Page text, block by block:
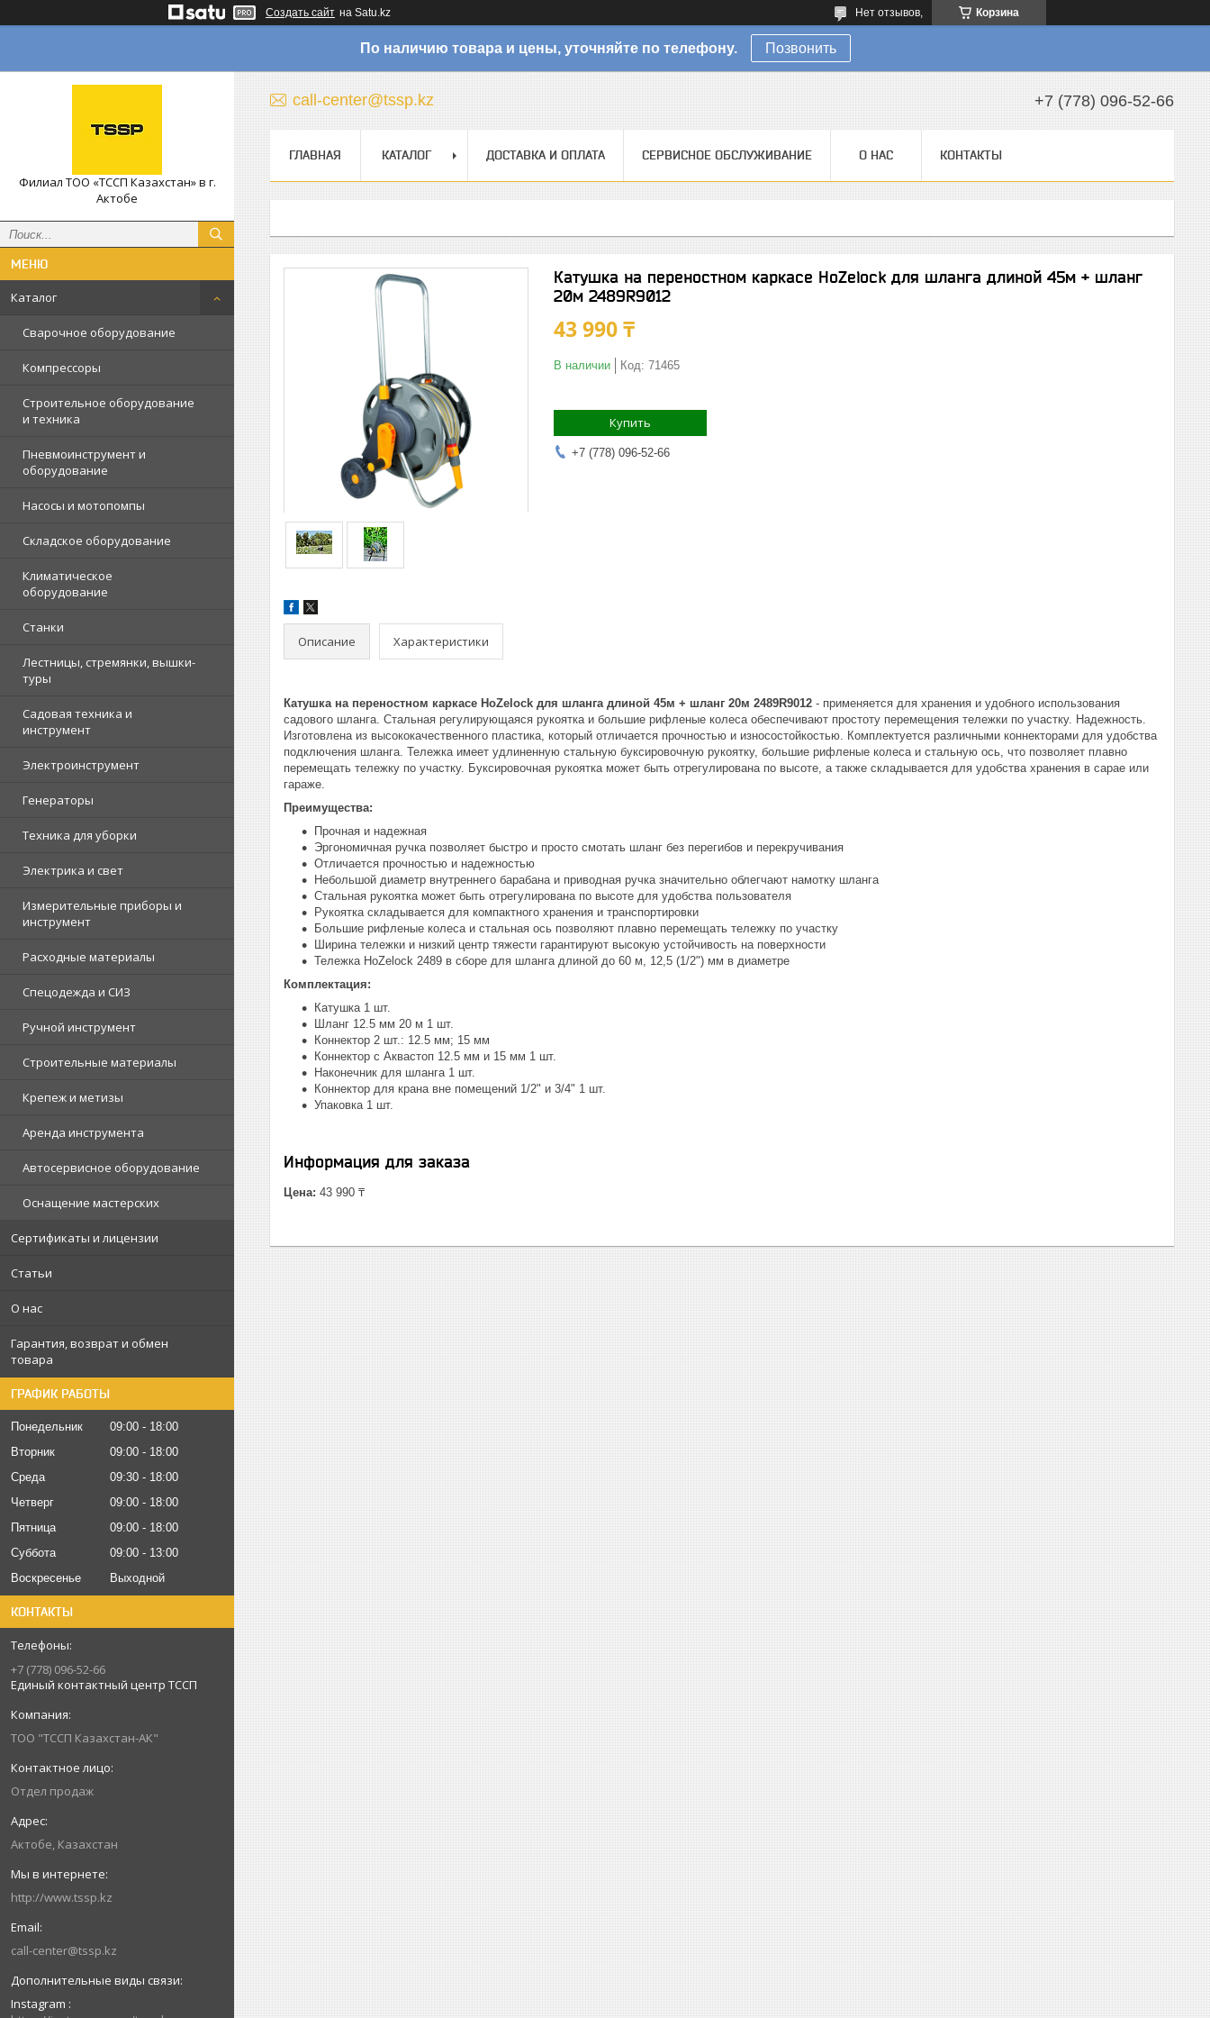
Создать сайт на Satu.kz Корзина
Нет отзывов,
По наличию товара и цены, уточняйте по телефону. Позвонить
Филиал ТОО «ТССП Казахстан» в г.
Актобе
Каталог
Сварочное оборудование
Компрессоры
Строительное оборудование
и техника
Пневмоинструмент и
оборудование
Насосы и мотопомпы
Складское оборудование
Климатическое
оборудование
Станки
Лестницы, стремянки, вышки-
туры
Садовая техника и
инструмент
Электроинструмент
Генераторы
Техника для уборки
Электрика и свет
Измерительные приборы и
инструмент
Расходные материалы
Спецодежда и СИЗ
Ручной инструмент
Строительные материалы
Крепеж и метизы
Аренда инструмента
Автосервисное оборудование
Оснащение мастерских
Сертификаты и лицензии
Статьи
О нас
Гарантия, возврат и обмен
товара
ГРАФИК РАБОТЫ
Понедельник 09:00
18:00
Вторник
09:00
18:00
Среда
09:30
18:00
Четверг
09:00
18:00
Пятница
09:00
18:00
Суббота
09:00
13:00
Воскресенье
Выходной
КОНТАКТЫ
+7 (778) 096-52-66
Единый контактный центр ТССП
ТОО "ТССП Казахстан-АК"
Отдел продаж
Актобе, Казахстан
http://www.tssp.kz
call-center@tssp.kz
Instagram
call-center@tssp.kz +7 (778) 096-52-66
ГЛАВНАЯ КАТАЛОГ ДОСТАВКА И ОПЛАТА СЕРВИСНОЕ ОБСЛУЖИВАНИЕ О НАС КОНТАКТЫ
Катушка на переностном каркасе HoZelock для шланга длиной 45м + шланг
20м 2489R9012
43 990 ₸
В наличии Код: 71465
Купить
+7 (778) 096-52-66
Описание Характеристики
Катушка на переностном каркасе HoZelock для шланга длиной 45м + шланг 20м 2489R9012 - применяется для хранения и удобного использования
садового шланга. Стальная регулирующаяся рукоятка и большие рифленые колеса обеспечивают простоту перемещения тележки по участку. Надежность.
Изготовлена из высококачественного пластика, который отличается прочностью и износостойкостью. Комплектуется различными коннекторами для удобства
подключения шланга. Тележка имеет удлиненную стальную буксировочную рукоятку, большие рифленые колеса и стальную ось, что позволяет плавно
перемещать тележку по участку. Буксировочная рукоятка может быть отрегулирована по высоте, а также складывается для удобства хранения в сарае или
гараже.
Преимущества:
Прочная и надежная
Эргономичная ручка позволяет быстро и просто смотать шланг без перегибов и перекручивания
Отличается прочностью и надежностью
Небольшой диаметр внутреннего барабана и приводная ручка значительно облегчают намотку шланга
Стальная рукоятка может быть отрегулирована по высоте для удобства пользователя
Рукоятка складывается для компактного хранения и транспортировки
Большие рифленые колеса и стальная ось позволяют плавно перемещать тележку по участку
Ширина тележки и низкий центр тяжести гарантируют высокую устойчивость на поверхности
Тележка HoZelock 2489 в сборе для шланга длиной до 60 м, 12,5 (1/2") мм в диаметре
Комплектация:
Катушка 1 шт.
Шланг 12.5 мм 20 м 1 шт.
Коннектор 2 шт.: 12.5 мм; 15 мм
Коннектор с Аквастоп 12.5 мм и 15 мм 1 шт.
Наконечник для шланга 1 шт.
Коннектор для крана вне помещений 1/2" и 3/4" 1 шт.
Упаковка 1 шт.
Информация для заказа
Цена: 43 990 ₸